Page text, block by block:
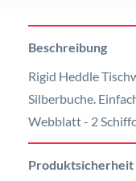
Beschreibung
Rigid Heddle
Silberbuche.
Webblatt - 2
Produktsicherheit